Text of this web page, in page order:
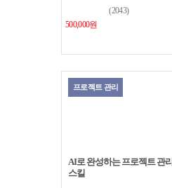
(2043)
500,000원
프로젝트 관리
AI로 완성하는 프로젝트 관리
스킬